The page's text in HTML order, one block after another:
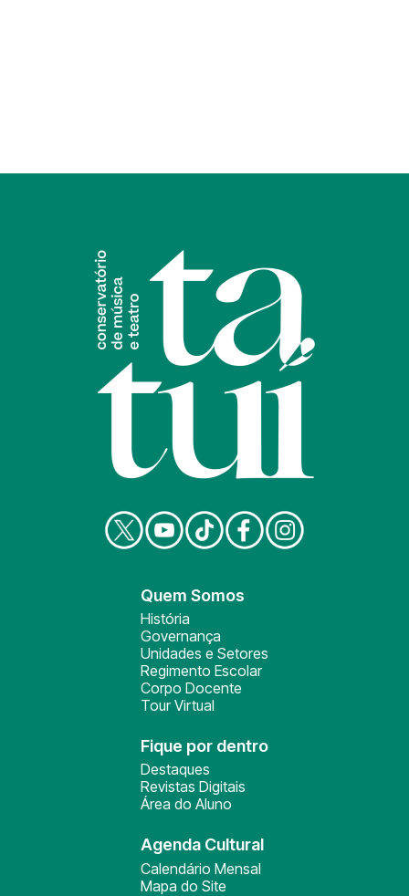
Quem Somos
História
Governança
Unidades e Setores
Regimento Escolar
Corpo Docente
Tour Virtual
Fique por dentro
Destaques
Revistas Digitais
Área do Aluno
Agenda Cultural
Calendário Mensal
Mapa do Site